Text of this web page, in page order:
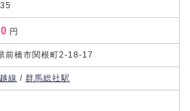
円
前橋市関根町2-18-17
線 / 群馬総社駅